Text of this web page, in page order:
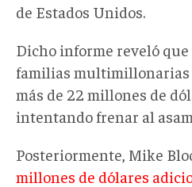
de Estados Unidos.
Dicho informe reveló
familias multimillonarias
más de 22 millones de
intentando frenar al
Posteriormente, Mike
millones de dólares